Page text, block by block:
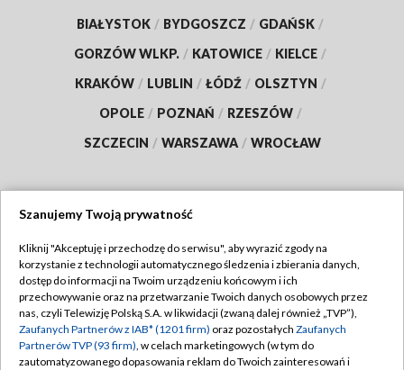
BIAŁYSTOK / BYDGOSZCZ / GDAŃSK /
GORZÓW WLKP. / KATOWICE / KIELCE /
KRAKÓW / LUBLIN / ŁÓDŹ / OLSZTYN /
OPOLE / POZNAŃ / RZESZÓW /
SZCZECIN / WARSZAWA / WROCŁAW
TVP
Abonament TVP
Emisja w TVP
Centrum informacji TVP
Regulamin TVP
Polityka prywatności
Moje zgody
Szanujemy Twoją prywatność
Kliknij "Akceptuję i przechodzę do serwisu", aby wyrazić zgody na
korzystanie z technologii automatycznego śledzenia i zbierania danych,
dostęp do informacji na Twoim urządzeniu końcowym i ich
przechowywanie oraz na przetwarzanie Twoich danych osobowych przez
nas, czyli Telewizję Polską S.A. w likwidacji (zwaną dalej również „TVP”),
Zaufanych Partnerów z IAB* (1201 firm) oraz pozostałych Zaufanych
Partnerów TVP (93 firm), w celach marketingowych (w tym do
zautomatyzowanego dopasowania reklam do Twoich zainteresowań i